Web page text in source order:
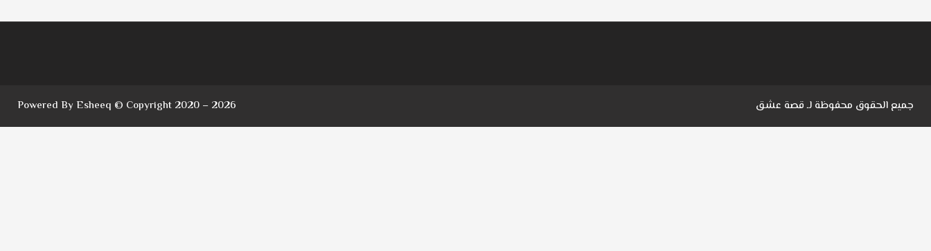
جميع الحقوق محفوظة لـقصة عشق Powered By Esheeq © Copyright 2020 – 2026